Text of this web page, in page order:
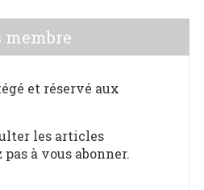
membre
et réservé aux
les articles
à vous abonner.